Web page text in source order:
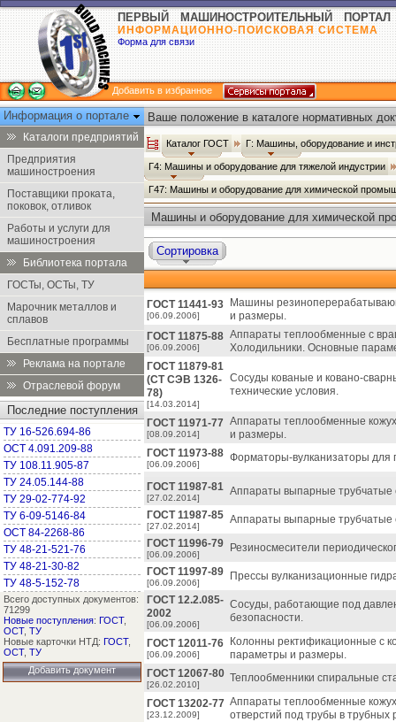
ПЕРВЫЙ МАШИНОСТРОИТЕЛЬНЫЙ ПОРТАЛ
ИНФОРМАЦИОННО-ПОИСКОВАЯ СИСТЕМА
Форма для связи
Добавить в избранное
Информация о портале
Каталоги предприятий
Предприятия
машиностроения
Поставщики проката,
поковок, отливок
Работы и услуги для
машиностроения
Библиотека портала
ГОСТы, ОСТы, ТУ
Марочник металлов и
сплавов
Бесплатные программы
Реклама на портале
Отраслевой форум
Последние поступления
ТУ 16-526.694-86
ОСТ 4.091.209-88
ТУ 108.11.905-87
ТУ 24.05.144-88
ТУ 29-02-774-92
ТУ 6-09-5146-84
ОСТ 84-2268-86
ТУ 48-21-521-76
ТУ 48-21-30-82
ТУ 48-5-152-78
Всего доступных документов:
71299
Новые поступления: ГОСТ,
ОСТ, ТУ
Новые карточки НТД: ГОСТ,
ОСТ, ТУ
Добавить документ
Ваше положение в каталоге нормативных
Каталог ГОСТ Г: Машины, оборудование и
Г4: Машины и оборудование для тяжелой индустрии
Г47: Машины и оборудование для химической
Машины и оборудование для химической
Сортировка
ГОСТ 11441-93
[06.09.2006]
Машины
и размеры.
ГОСТ 11875-88
[06.09.2006]
Аппараты теплообменные с
Холодильники. Основные
ГОСТ 11879-81
(СТ СЭВ 1326-
78)
[14.03.2014]
Сосуды кованые и ковано-
технические условия.
ГОСТ 11971-77
[08.09.2014]
Аппараты теплообменные
и размеры.
ГОСТ 11973-88
[06.09.2006]
Форматоры-вулканизаторы
ГОСТ 11987-81
[27.02.2014]
Аппараты выпарные
ГОСТ 11987-85
[27.02.2014]
Аппараты выпарные трубчатые
ГОСТ 11996-79
[06.09.2006]
Резиносмесители
ГОСТ 11997-89
[06.09.2006]
Прессы вулканизационные
ГОСТ 12.2.085-
2002
[06.09.2006]
Сосуды, работающие под
безопасности.
ГОСТ 12011-76
[06.09.2006]
Колонны ректификационные с
параметры и размеры.
ГОСТ 12067-80
[26.02.2010]
Теплообменники спиральные
ГОСТ 13202-77
[23.12.2009]
Аппараты теплообменные
отверстий под трубы в